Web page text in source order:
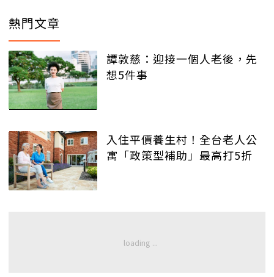
熱門文章
譚敦慈：迎接一個人老後，先
想5件事
入住平價養生村！全台老人公
寓「政策型補助」最高打5折